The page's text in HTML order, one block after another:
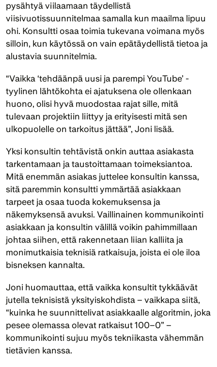
pysähtyä viilaamaan täydellistä
viisivuotissuunnitelmaa samalla kun maailma lipuu
ohi. Konsultti osaa toimia tukevana voimana myös
silloin, kun käytössä on vain epätäydellistä tietoa ja
alustavia suunnitelmia.
“Vaikka ‘tehdäänpä uusi ja parempi YouTube’ -
tyylinen lähtökohta ei ajatuksena ole ollenkaan
huono, olisi hyvä muodostaa rajat sille, mitä
tulevaan projektiin liittyy ja erityisesti mitä sen
ulkopuolelle on tarkoitus jättää”, Joni lisää.
Yksi konsultin tehtävistä onkin auttaa asiakasta
tarkentamaan ja taustoittamaan toimeksiantoa.
Mitä enemmän asiakas juttelee konsultin kanssa,
sitä paremmin konsultti ymmärtää asiakkaan
tarpeet ja osaa tuoda kokemuksensa ja
näkemyksensä avuksi. Vaillinainen kommunikointi
asiakkaan ja konsultin välillä voikin pahimmillaan
johtaa siihen, että rakennetaan liian kalliita ja
monimutkaisia teknisiä ratkaisuja, joista ei ole iloa
bisneksen kannalta.
Joni huomauttaa, että vaikka konsultit tykkäävät
jutella teknisistä yksityiskohdista – vaikkapa siitä,
“kuinka he suunnittelivat asiakkaalle algoritmin, joka
pesee olemassa olevat ratkaisut 100–0” –
kommunikointi sujuu myös tekniikasta vähemmän
tietävien kanssa.